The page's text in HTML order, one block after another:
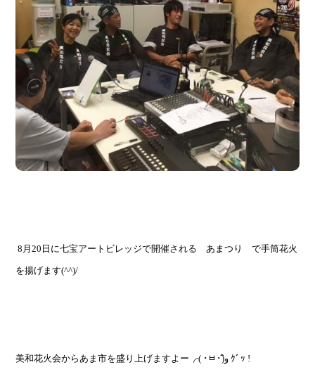
8月20日に七宝アートビレッジで開催されるあまつりで手筒花火
を揚げます(^^)/
美和花火会からあま市を盛り上げますよー ╭( ･ ㅂ ･)و̑̑ ｸﾞｯ !